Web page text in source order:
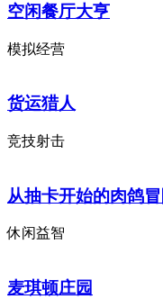
空闲餐厅大亨
模拟经营
货运猎人
竞技射击
从抽卡开始的肉鸽
休闲益智
麦琪顿庄园